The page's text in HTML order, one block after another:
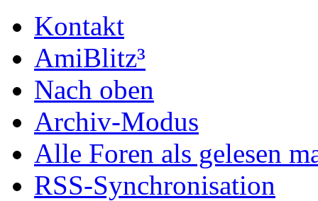
Kontakt
AmiBlitz³
Nach oben
Archiv-Modus
Alle Foren als gelesen
RSS-Synchronisation